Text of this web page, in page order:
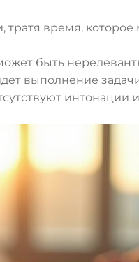
тратя время,
быть
выполнение
интонации